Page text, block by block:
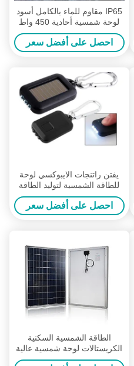
IP65 مقاوم للماء بالكامل أسود
لوحة شمسية أحادية 450 واط
455 واط 460 واط
احصل على أفضل سعر
يفتن راتنجات الايبوكسي لوحة
للطاقة الشمسية لتوليد الطاقة
الشمسية الصغيرة
احصل على أفضل سعر
الطاقة الشمسية السكنية
الكريستالات لوحة شمسية عالية
الكفاءة التحويل